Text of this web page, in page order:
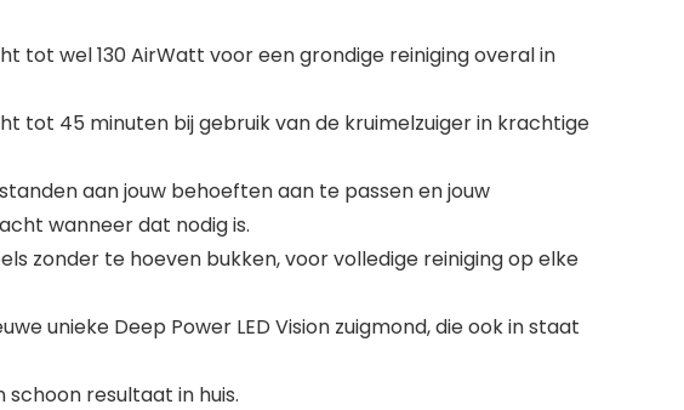
tot wel 130 AirWatt voor een grondige reiniging overal in
tot 45 minuten bij gebruik van de kruimelzuiger in krachtige
aan jouw behoeften aan te passen en jouw
wanneer dat nodig is.
zonder te hoeven bukken, voor volledige reiniging op elke
unieke Deep Power LED Vision zuigmond, die ook in staat
schoon resultaat in huis.